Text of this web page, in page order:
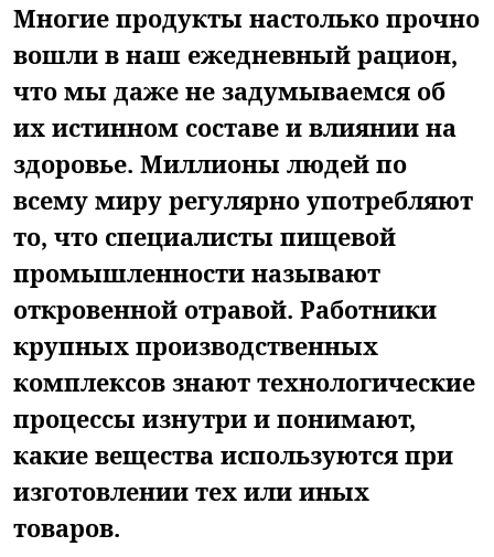
Многие продукты настолько прочно
вошли в наш ежедневный рацион,
что мы даже не задумываемся об
их истинном составе и влиянии на
здоровье. Миллионы людей по
всему миру регулярно употребляют
то, что специалисты пищевой
промышленности называют
откровенной отравой. Работники
крупных производственных
комплексов знают технологические
процессы изнутри и понимают,
какие вещества используются при
изготовлении тех или иных
товаров.